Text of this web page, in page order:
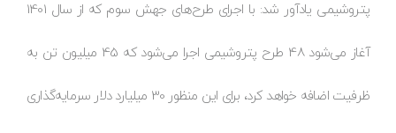
پتروشیمی یادآور شد: با اجرای طرح‌های جهش سوم که از سال 1401
آغاز می‌شود 48 طرح پتروشیمی اجرا می‌شود که 45 میلیون تن به
ظرفیت اضافه خواهد کرد، برای این منظور 30 میلیارد دلار سرمایه‌گذاری